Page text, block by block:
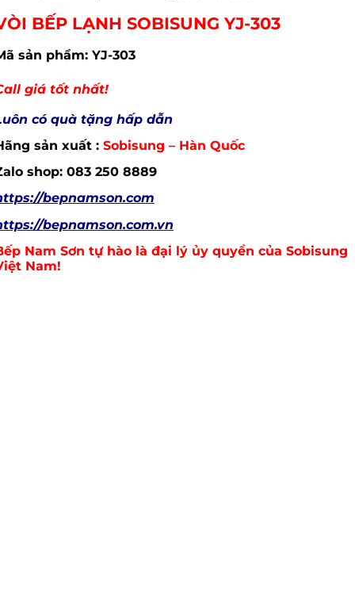
BẾP LẠNH SOBISUNG YJ-303
sản phẩm: YJ-303
giá tốt nhất!
có quà tặng hấp dẫn
sản xuất : Sobisung – Hàn Quốc
shop: 083 250 8889
bepnamson.com
bepnamson.com.vn
Nam Sơn tự hào là đại lý ủy quyền của Sobisung
Nam!